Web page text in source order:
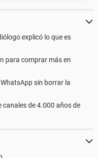
explicó lo que es
para comprar más en
sin borrar la
de 4.000 años de